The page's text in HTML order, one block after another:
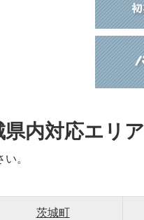
内対応エリア
。
茨城町